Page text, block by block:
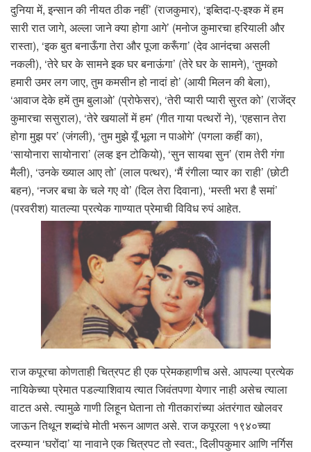
दुनिया में, इन्सान की नीयत ठीक नहीं’ (राजकुमार), ‘इब्तिदा-ए-इश्क में हम
सारी रात जागे, अल्ला जाने क्या होगा आगे’ (मनोज कुमारचा हरियाली और
रास्ता), ‘इक बुत बनाऊँगा तेरा और पूजा करूँगा’ (देव आनंदचा असली
नकली), ‘तेरे घर के सामने इक घर बनाऊंगा’ (तेरे घर के सामने), ‘तुमको
हमारी उमर लग जाए, तुम कमसीन हो नादां हो’ (आयी मिलन की बेला),
‘आवाज देके हमें तुम बुलाओ’ (प्रोफेसर), ‘तेरी प्यारी प्यारी सुरत को’ (राजेंद्र
कुमारचा ससुराल), ‘तेरे खयालों में हम’ (गीत गाया पत्थरों ने), ‘एहसान तेरा
होगा मुझ पर’ (जंगली), ‘तुम मुझे यूँ भूला न पाओगे’ (पगला कहीं का),
‘सायोनारा सायोनारा’ (लव्ह इन टोकियो), ‘सुन सायबा सुन’ (राम तेरी गंगा
मैली), ‘उनके ख्याल आए तो’ (लाल पत्थर), ‘मैं रंगीला प्यार का राही’ (छोटी
बहन), ‘नजर बचा के चले गए वो’ (दिल तेरा दिवाना), ‘मस्ती भरा है समां’
(परवरीश) यातल्या प्रत्येक गाण्यात प्रेमाची विविध रुपं आहेत.
राज कपूरचा कोणताही चित्रपट ही एक प्रेमकहाणीच असे. आपल्या प्रत्येक
नायिकेच्या प्रेमात पडल्याशिवाय त्यात जिवंतपणा येणार नाही असेच त्याला
वाटत असे. त्यामुळे गाणी लिहून घेताना तो गीतकारांच्या अंतरंगात खोलवर
जाऊन तिथून शब्दांचे मोती भरून आणत असे. राज कपूरला १९४०च्या
दरम्यान ‘घरोंदा’ या नावाने एक चित्रपट तो स्वत:, दिलीपकुमार आणि नर्गिस